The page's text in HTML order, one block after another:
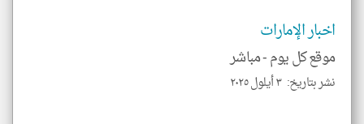
اخبار الإمارات
موقع كل يوم -مباشر
نشر بتاريخ: ٣ أيلول ٢٠٢٥